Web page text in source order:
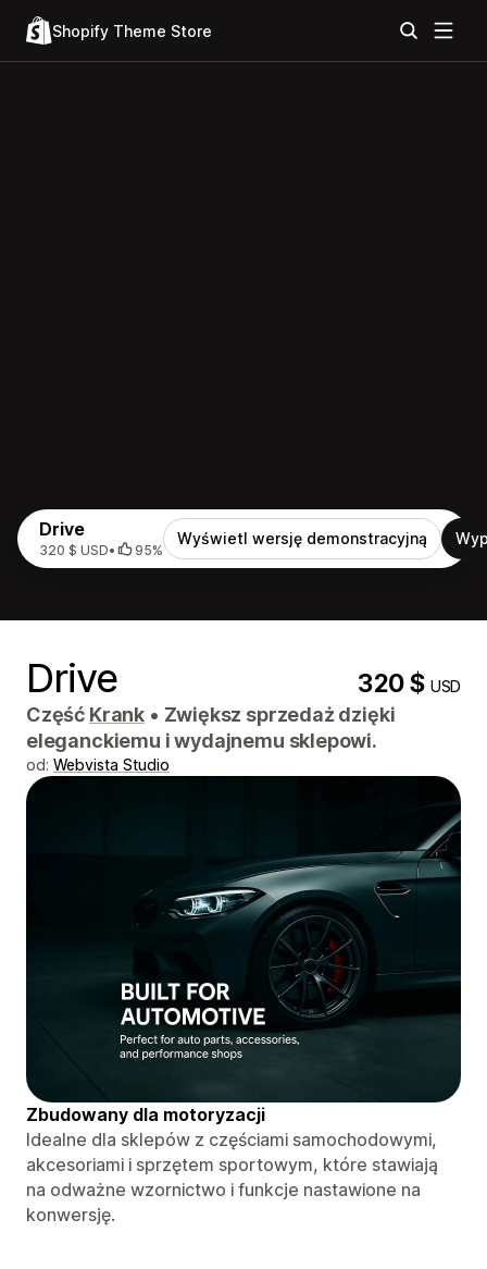
Shopify Theme Store
Drive
320 $ USD• 95%
Wyświetl wersję demonstracyjną
Drive 320 $USD
Część Krank • Zwiększ sprzedaż dzięki
eleganckiemu i wydajnemu sklepowi.
od: Webvista Studio
Zbudowany dla motoryzacji
Idealne dla sklepów z częściami samochodowymi,
akcesoriami i sprzętem sportowym, które stawiają
na odważne wzornictwo i funkcje nastawione na
konwersję.